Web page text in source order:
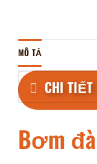
MÔ TẢ
CHI
Bơm